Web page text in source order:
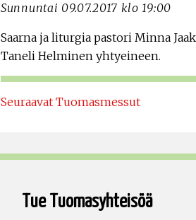
Sunnuntai 09.07.2017 klo 19:00
Saarna ja liturgia pastori Minna
Taneli Helminen yhtyeineen.
Seuraavat Tuomasmessut
Tue Tuomasyhteisöä